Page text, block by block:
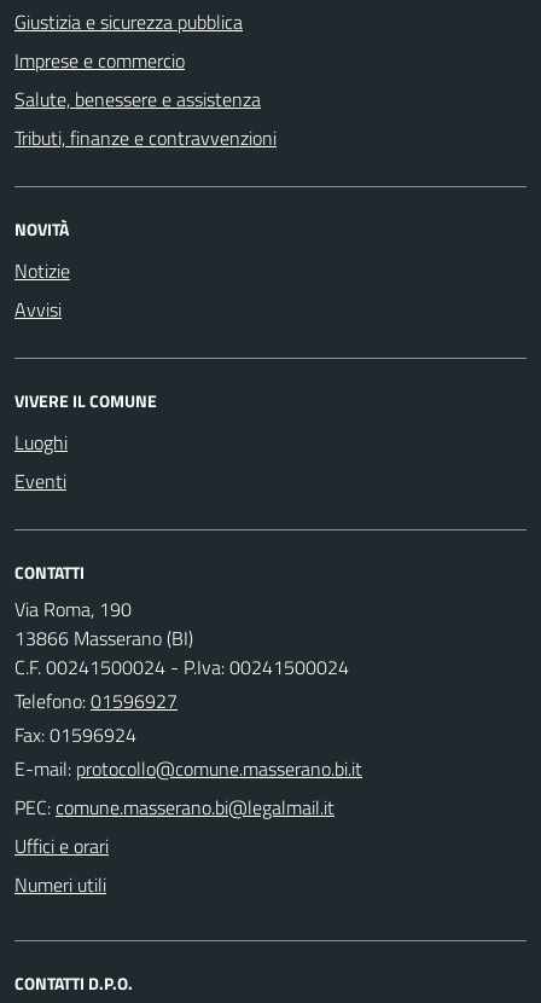
Giustizia e sicurezza pubblica
Imprese e commercio
Salute, benessere e assistenza
Tributi, finanze e contravvenzioni
NOVITÀ
Notizie
Avvisi
VIVERE IL COMUNE
Luoghi
Eventi
CONTATTI
Via Roma, 190
13866 Masserano (BI)
C.F. 00241500024 - P.Iva: 00241500024
Telefono:01596927
Fax: 01596924
E-mail:
PEC:
Uffici e orari
Numeri utili
CONTATTI D.P.O.